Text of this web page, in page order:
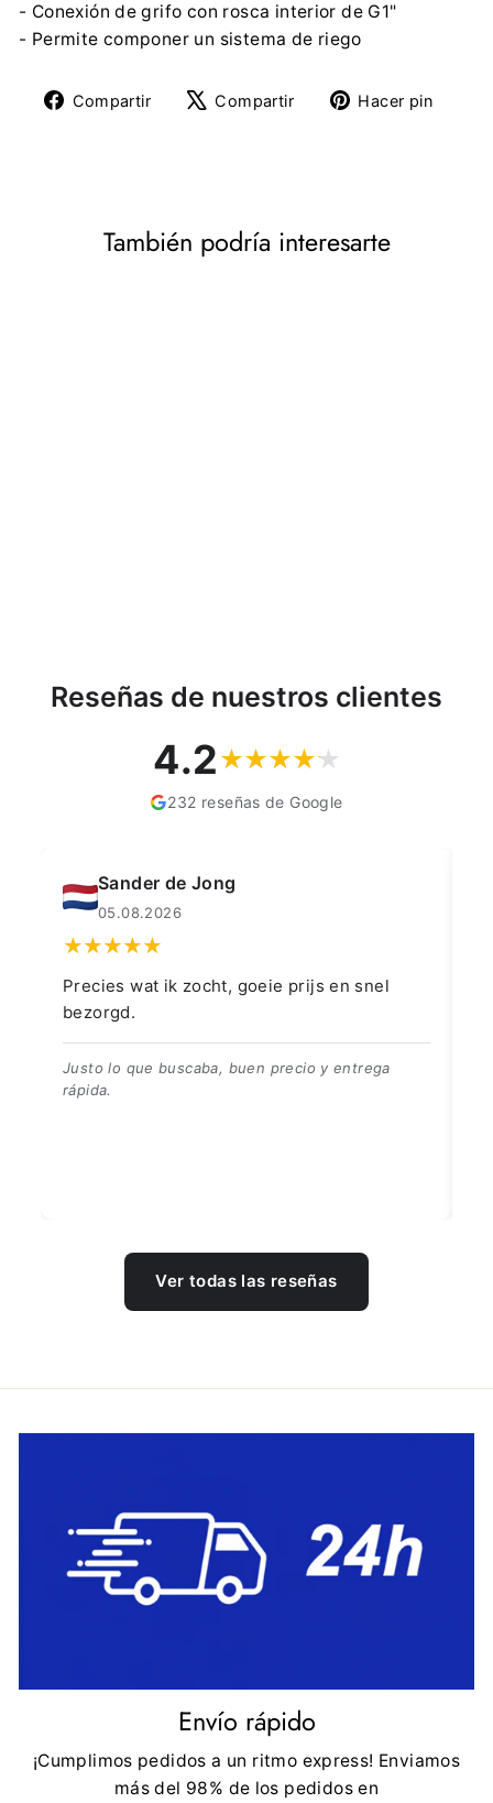
- Conexión de grifo con rosca interior de G1"
- Permite componer un sistema de riego
Compartir
CompartirCompartir
TuitearHacer pin
También podría interesarte
Reseñas de nuestros clientes
4.2
232 reseñas de Google
Sander de Jong
05.08.2026
Precies wat ik zocht, goeie prijs en snel
bezorgd.
Justo lo que buscaba, buen precio y entrega
rápida.
Ver todas las reseñas
Envío rápido
¡Cumplimos pedidos a un ritmo express! Enviamos
más del 98% de los pedidos en